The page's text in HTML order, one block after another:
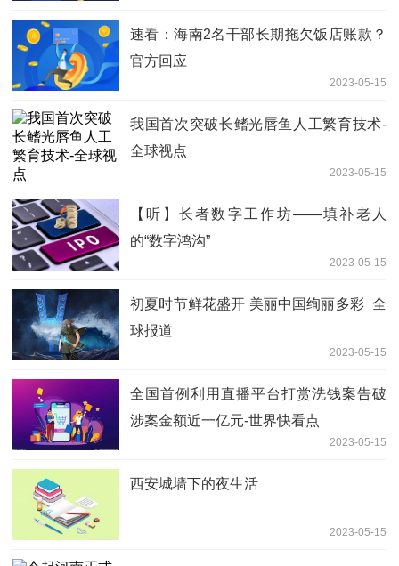
速看：海南2名干部长期拖欠饭店账款？
官方回应
2023-05-15
我国首次突破长鳍光唇鱼人工繁育技术-
全球视点
2023-05-15
【听】长者数字工作坊——填补老人
的“数字鸿沟”
2023-05-15
初夏时节鲜花盛开 美丽中国绚丽多彩_全
球报道
2023-05-15
全国首例利用直播平台打赏洗钱案告破
涉案金额近一亿元-世界快看点
2023-05-15
西安城墙下的夜生活
2023-05-15